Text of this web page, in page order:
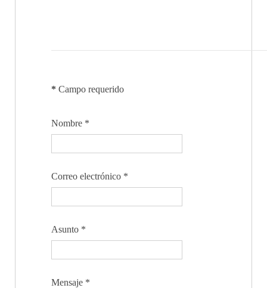
* Campo requerido
Nombre *
Correo electrónico *
Asunto *
Mensaje *